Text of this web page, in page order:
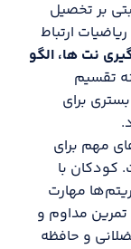
بر تخصیل
ارتباط
نت ها، الگو
تقسیم
برای
مهم برای
کودکان با
مهارت
مداوم و
و حافظه